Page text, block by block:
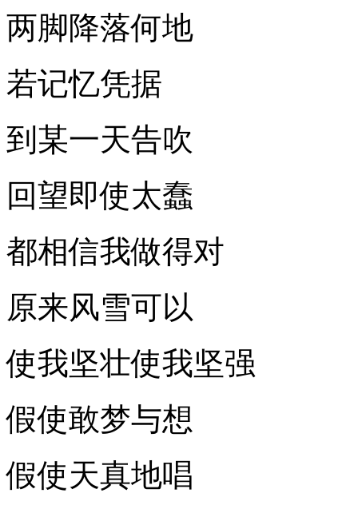
两脚降落何地
若记忆凭据
到某一天告吹
回望即使太蠢
都相信我做得对
原来风雪可以
使我坚壮使我坚强
假使敢梦与想
假使天真地唱